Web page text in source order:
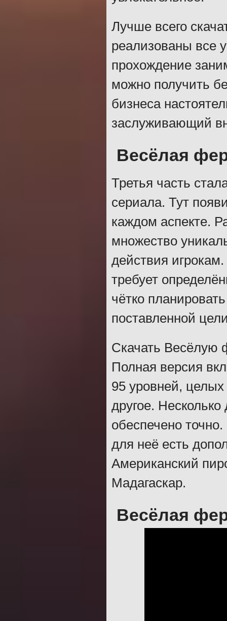
Лучше всего
реализованы все
прохождение
можно получить
бизнеса
заслуживающий
Весёлая
Третья часть
сериала. Тут
каждом аспекте.
множество
действия
требует
чётко
поставленной
Скачать Весёлую
Полная версия
95 уровней,
другое.
обеспечено
для неё есть
Американский
Мадагаскар.
Весёлая